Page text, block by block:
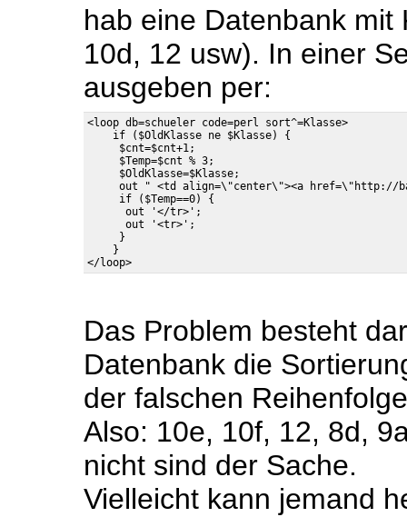
hab eine Datenbank
10d, 12 usw). In einer
ausgeben per:
<loop db=schueler code=perl sort^=Klasse>
if ($OldKlasse ne $Klasse) {
$cnt=$cnt+1;
$Temp=$cnt % 3;
$OldKlasse=$Klasse;
out " <td align=\"center\"><a href=\"http://
if ($Temp==0) {
out '</tr>';
out '<tr>';
}
}
Das Problem besteht
Datenbank die
der falschen
Also: 10e, 10f, 12, 8d,
nicht sind der Sache.
Vielleicht kann jemand